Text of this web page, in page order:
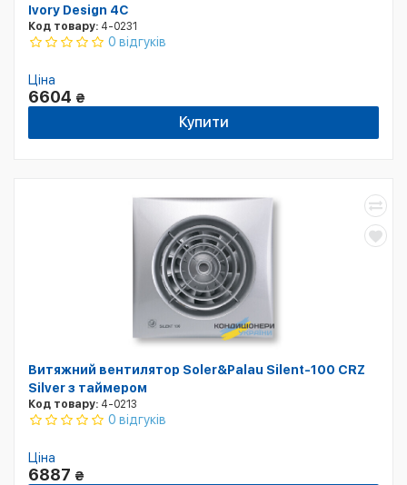
Ivory Design 4С
Код товару: 4-0231
0 відгуків
Ціна
6604 ₴
Купити
Витяжний вентилятор Soler&Palau Silent-100 CRZ
Silver з таймером
Код товару: 4-0213
0 відгуків
Ціна
6887 ₴